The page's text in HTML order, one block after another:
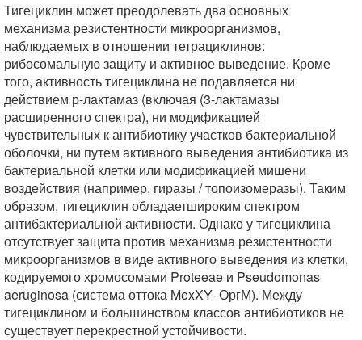
Тигециклин может преодолевать два основных
механизма резистентности микроорганизмов,
наблюдаемых в отношении тетрациклинов:
рибосомальную защиту и активное выведение. Кроме
того, активность тигециклина не подавляется ни
действием р-лактамаз (включая (3-лактамазы
расширенного спектра), ни модификацией
чувствительных к антибиотику участков бактериальной
оболочки, ни путем активного выведения антибиотика из
бактериальной клетки или модификацией мишени
воздействия (например, гиразы / топоизомеразы). Таким
образом, тигециклин обладаетшироким спектром
антибактериальной активности. Однако у тигециклина
отсутствует защита против механизма резистентности
микроорганизмов в виде активного выведения из клетки,
кодируемого хромосомами Proteeae и Pseudomonas
aeruginosa (система оттока MexXY- ОргМ). Между
тигециклином и большинством классов антибиотиков не
существует перекрестной устойчивости.